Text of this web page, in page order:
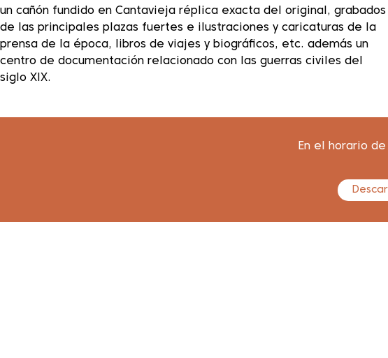
un cañón fundido en Cantavieja réplica exacta del original, grabados
de las principales plazas fuertes e ilustraciones y caricaturas de la
prensa de la época, libros de viajes y biográficos, etc. además un
centro de documentación relacionado con las guerras civiles del
siglo XIX.
En el horario